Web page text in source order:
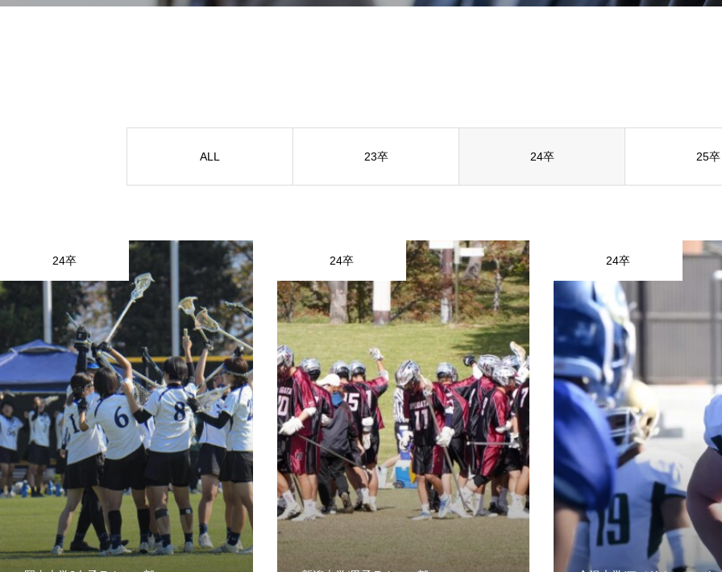
運営会社
ALL 23卒 24卒 25卒
24卒 24卒 24卒